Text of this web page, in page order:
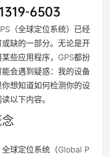
（全球定位系统）已经
缺的一部分。无论是开
些应用程序，GPS都扮
会遇到疑惑：我的设备
想知道如何检测你的设
以下内容。
球定位系统（Global P